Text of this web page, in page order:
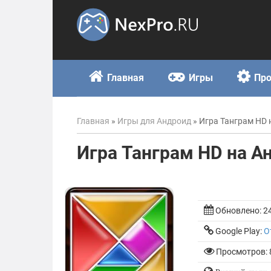
Главная Игры
Главная » Игры для Андроид » Игра Танграм HD
Игра Танграм HD на
Обновлено:
Google Play:
Просмотров: